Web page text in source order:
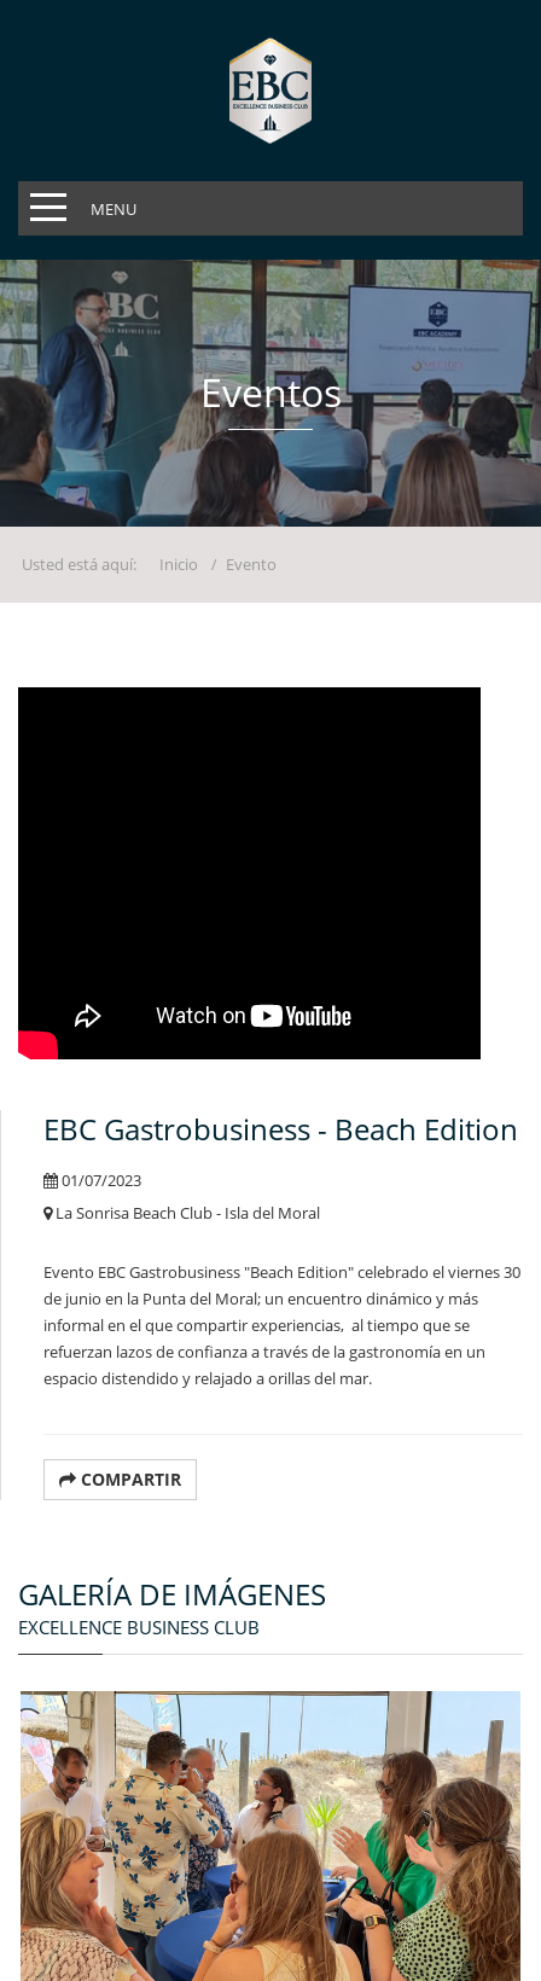
MENU
Eventos
Usted está aquí: Inicio Evento
EBC Gastrobusiness - Beach Edition
01/07/2023
La Sonrisa Beach Club - Isla del Moral
Evento EBC Gastrobusiness "Beach Edition" celebrado elviernes 30
de junio en la Punta del Moral; un encuentro dinámico y más
informal en el que compartir experiencias, al tiempo que se
refuerzan lazos de confianza a través de la gastronomía en un
espacio distendido y relajado a orillas del mar.
COMPARTIR
GALERÍA DE IMÁGENES
EXCELLENCE BUSINESS CLUB